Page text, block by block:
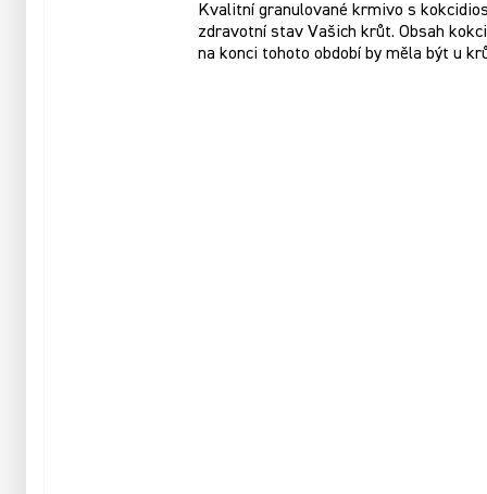
Kvalitní granulované krmivo s
zdravotní stav Vašich krůt. Obsah
na konci tohoto období by měla být u